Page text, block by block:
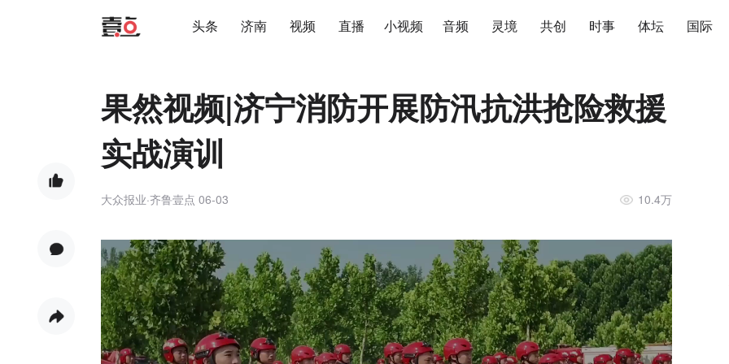
头条 济南 视频 直播 小视频 音频 灵境 共创 时事 体坛 国际
果然视频|济宁消防开展防汛抗洪抢险救援
实战演训
大众报业·齐鲁壹点 06-03 10.4万